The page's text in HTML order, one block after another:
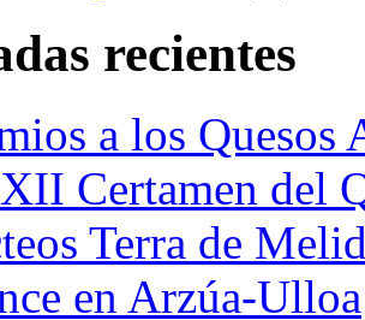
recientes
a los Quesos
Certamen del
Terra de
en Arzúa-Ulloa